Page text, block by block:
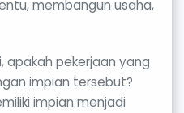
membangun usaha,
apakah pekerjaan yang
impian tersebut?
impian menjadi